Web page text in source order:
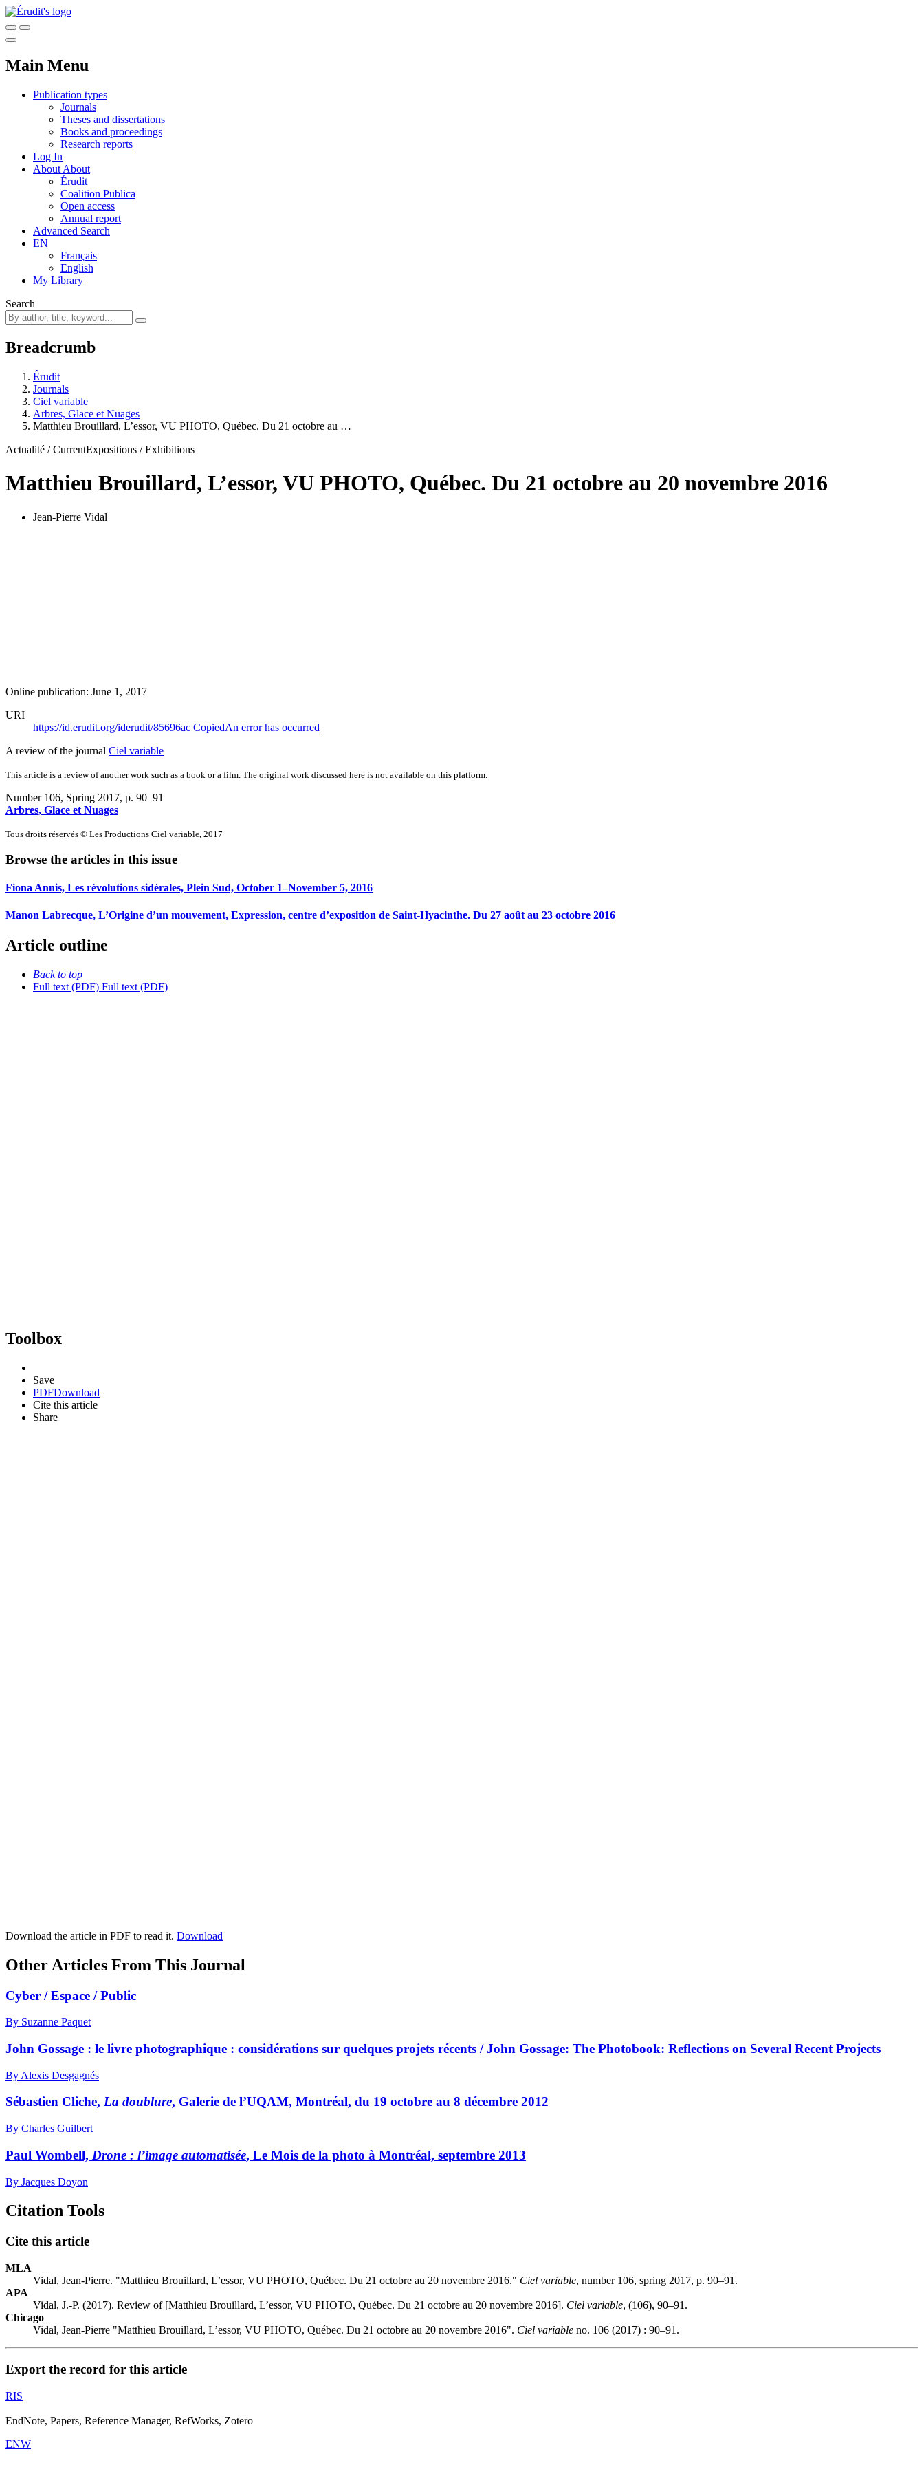
Main Menu
Publication types
Journals
Theses and dissertations
Books and proceedings
Research reports
Log In
About About
Érudit
Coalition Publica
Open access
Annual report
Advanced Search
EN
Français
English
My Library
Search
Breadcrumb
Érudit
Journals
Ciel variable
Arbres, Glace et Nuages
Matthieu Brouillard, L’essor, VU PHOTO, Québec. Du 21 octobre au …
Actualité / CurrentExpositions / Exhibitions
Matthieu Brouillard, L’essor, VU PHOTO, Québec. Du 21 octobre au 20 novembre 2016
Jean-Pierre Vidal
Online publication: June 1, 2017
URI
https://id.erudit.org/iderudit/85696ac CopiedAn error has occurred
A review of the journal Ciel variable
This article is a review of another work such as a book or a film. The original work discussed here is not available on this platform.
Number 106, Spring 2017, p. 90–91
Arbres, Glace et Nuages
Tous droits réservés © Les Productions Ciel variable, 2017
Browse the articles in this issue
Fiona Annis, Les révolutions sidérales, Plein Sud, October 1–November 5, 2016
Manon Labrecque, L’Origine d’un mouvement, Expression, centre d’exposition de Saint-Hyacinthe. Du 27 août au 23 octobre 2016
Article outline
Back to top
Full text (PDF) Full text (PDF)
Toolbox
Save
PDFDownload
Cite this article
Share
Download the article in PDF to read it. Download
Other Articles From This Journal
Cyber / Espace / Public
By Suzanne Paquet
John Gossage : le livre photographique : considérations sur quelques projets récents / John Gossage: The Photobook: Reflections on Several Recent Projects
By Alexis Desgagnés
Sébastien Cliche, La doublure, Galerie de l’UQAM, Montréal, du 19 octobre au 8 décembre 2012
By Charles Guilbert
Paul Wombell, Drone : l’image automatisée, Le Mois de la photo à Montréal, septembre 2013
By Jacques Doyon
Citation Tools
Cite this article
MLA
Vidal, Jean-Pierre. "Matthieu Brouillard, L’essor, VU PHOTO, Québec. Du 21 octobre au 20 novembre 2016." Ciel variable, number 106, spring 2017, p. 90–91.
APA
Vidal, J.-P. (2017). Review of [Matthieu Brouillard, L’essor, VU PHOTO, Québec. Du 21 octobre au 20 novembre 2016]. Ciel variable, (106), 90–91.
Chicago
Vidal, Jean-Pierre "Matthieu Brouillard, L’essor, VU PHOTO, Québec. Du 21 octobre au 20 novembre 2016". Ciel variable no. 106 (2017) : 90–91.
Export the record for this article
RIS
EndNote, Papers, Reference Manager, RefWorks, Zotero
ENW